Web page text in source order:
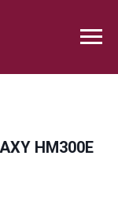
HM300E